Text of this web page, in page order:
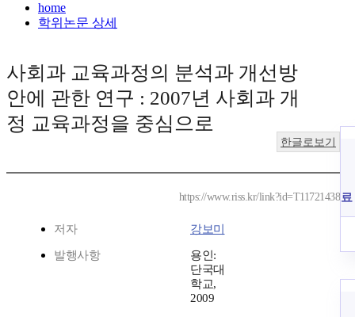
home
학위논문 상세
사회과 교육과정의 분석과 개선방
안에 관한 연구 : 2007년 사회과 개
정 교육과정을 중심으로
한글로보기
https://www.riss.kr/link?id=T11721438
저자 강보미
발행사항
용인:
단국대
학교,
2009
료